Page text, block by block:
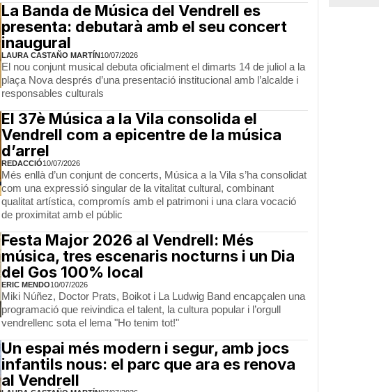
La Banda de Música del Vendrell es
presenta: debutarà amb el seu concert
inaugural
LAURA CASTAÑO MARTÍN10/07/2026
El nou conjunt musical debuta oficialment el dimarts 14 de juliol a la
plaça Nova després d’una presentació institucional amb l’alcalde i
responsables culturals
El 37è Música a la Vila consolida el
Vendrell com a epicentre de la música
d’arrel
REDACCIÓ10/07/2026
Més enllà d’un conjunt de concerts, Música a la Vila s’ha consolidat
com una expressió singular de la vitalitat cultural, combinant
qualitat artística, compromís amb el patrimoni i una clara vocació
de proximitat amb el públic
Festa Major 2026 al Vendrell: Més
música, tres escenaris nocturns i un Dia
del Gos 100% local
ERIC MENDO10/07/2026
Miki Núñez, Doctor Prats, Boikot i La Ludwig Band encapçalen una
programació que reivindica el talent, la cultura popular i l’orgull
vendrellenc sota el lema "Ho tenim tot!"
Un espai més modern i segur, amb jocs
infantils nous: el parc que ara es renova
al Vendrell